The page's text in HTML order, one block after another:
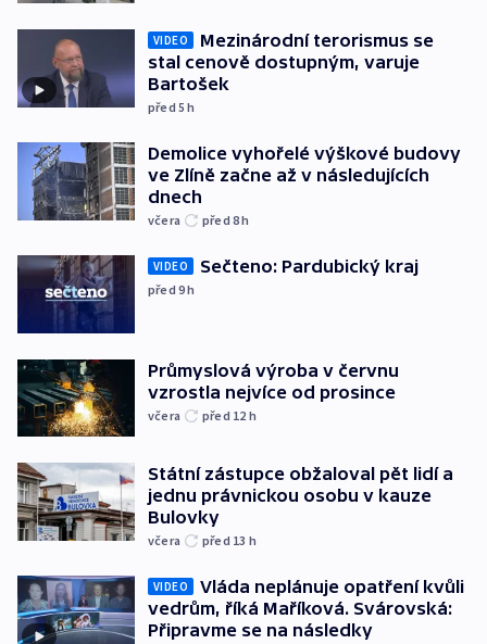
VIDEO
Mezinárodní terorismus se
stal cenově dostupným, varuje
Bartošek
před 5h
Demolice vyhořelé výškové budovy
ve Zlíně začne až v následujících
dnech
včera před 8h
VIDEO Sečteno: Pardubický kraj
před 9h
Průmyslová výroba v červnu
vzrostla nejvíce od prosince
včera před 12 h
Státní zástupce obžaloval pět lidí a
jednu právnickou osobu v kauze
Bulovky
včera před 13 h
VIDEO
Vláda neplánuje opatření kvůli
vedrům, říká Maříková. Svárovská:
Připravme se na následky